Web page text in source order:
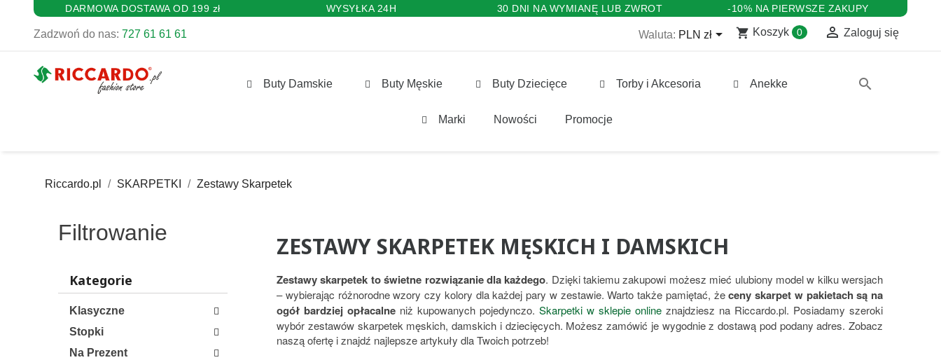
DARMOWA DOSTAWA OD 199 zł WYSYŁKA 24H 30 DNI NA WYMIANĘ LUB ZWROT -10% NA PIERWSZE ZAKUPY
Zadzwoń do nas: 727 61 61 61 Waluta: PLN zł shopping_cart Koszyk 0  Zaloguj się
Buty Damskie Buty Męskie Buty Dziecięce Torby i Akcesoria Anekke
Marki Nowości Promocje
search
Riccardo.pl SKARPETKI Zestawy Skarpetek
Filtrowanie
Kategorie
Klasyczne
Stopki
Na Prezent
ZESTAWY SKARPETEK MĘSKICH I DAMSKICH
Zestawy skarpetek to świetne rozwiązanie dla każdego. Dzięki takiemu zakupowi możesz mieć ulubiony model w kilku wersjach
– wybierając różnorodne wzory czy kolory dla każdej pary w zestawie. Warto także pamiętać, żeceny skarpet w pakietach są na
ogół bardziej opłacalne niż kupowanych pojedynczo. Skarpetki w sklepie online znajdziesz na Riccardo.pl. Posiadamy szeroki
wybór zestawów skarpetek męskich, damskich i dziecięcych. Możesz zamówić je wygodnie z dostawą pod podany adres. Zobacz
naszą ofertę i znajdź najlepsze artykuły dla Twoich potrzeb!